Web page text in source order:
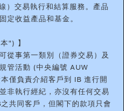
）交易執行和結算服務。產品
定收益產品和基金。
") 】
從事第一類別（證券交易）及
管活動 (中央編號 AUW
僅負責介紹客戶到 IB 進行開
非執行經紀，亦沒有任何交易
共同客戶，但閣下的款項只會